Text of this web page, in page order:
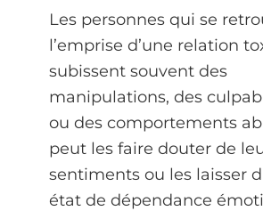
Les personnes qui se
l’emprise d’une relation
subissent souvent des
manipulations, des
ou des comportements
peut les faire douter de
sentiments ou les laisser
état de dépendance